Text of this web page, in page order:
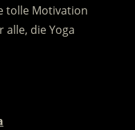
tolle Motivation
alle, die Yoga